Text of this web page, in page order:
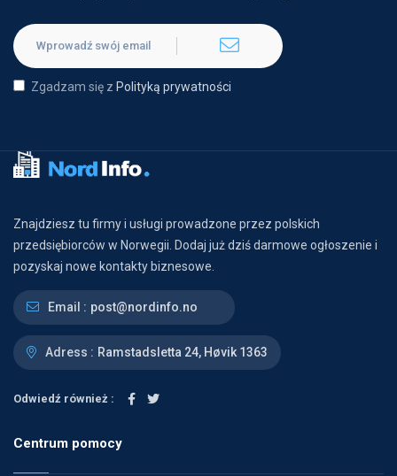
Zgadzam się z Polityką prywatności
Znajdziesz tu firmy i usługi prowadzone przez polskich
przedsiębiorców w Norwegii. Dodaj już dziś darmowe ogłoszenie i
pozyskaj nowe kontakty biznesowe.
Email : post@nordinfo.no
Adress : Ramstadsletta 24, Høvik 1363
Odwiedź również :
Centrum pomocy